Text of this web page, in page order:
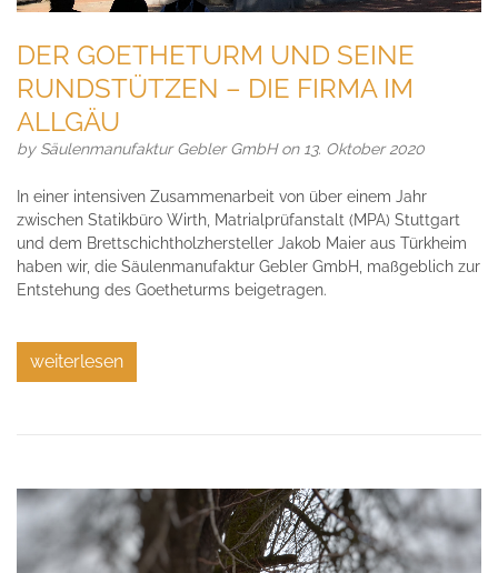
DER GOETHETURM UND SEINE
RUNDSTÜTZEN – DIE FIRMA IM
ALLGÄU
by Säulenmanufaktur Gebler GmbHon 13. Oktober 2020
In einer intensiven Zusammenarbeit von über einem Jahr
zwischen Statikbüro Wirth, Matrialprüfanstalt (MPA) Stuttgart
und dem Brettschichtholzhersteller Jakob Maier aus Türkheim
haben wir, die Säulenmanufaktur Gebler GmbH, maßgeblich zur
Entstehung des Goetheturms beigetragen.
weiterlesen